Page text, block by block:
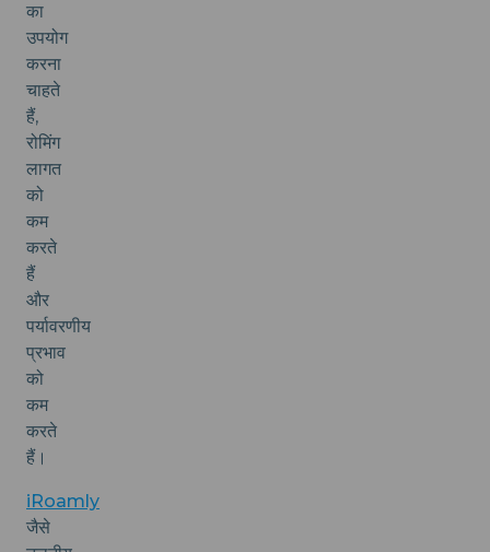
का
उपयोग
करना
चाहते
हैं,
रोमिंग
लागत
को
कम
करते
हैं
और
पर्यावरणीय
प्रभाव
को
कम
करते
हैं।
iRoamly
जैसे